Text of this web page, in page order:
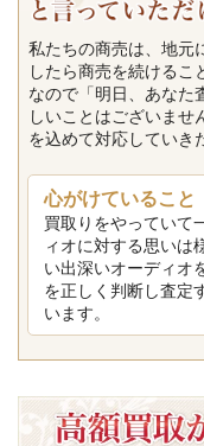
私たちの商売は、地元
したら商売を続けるこ
なので「明日、あなた
しいことはございませ
を込めて対応していき
心がけていること
買取りをやっていて
ィオに対する思いは
い出深いオーディオ
を正しく判断し査定
います。